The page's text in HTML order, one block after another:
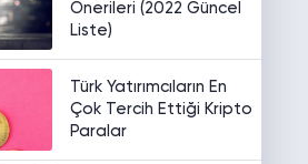
Önerileri (2022 Güncel
Liste)
Türk Yatırımcıların En
Çok Tercih Ettiği Kripto
Paralar